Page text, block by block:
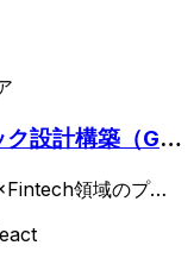
設計構築（Gra
領域のプロ
ンドエンジニア案